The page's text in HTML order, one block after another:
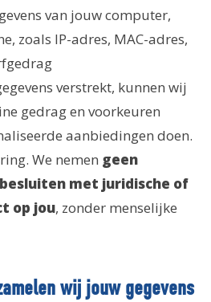
van jouw computer,
zoals IP-adres, MAC-adres,
verstrekt, kunnen wij
gedrag en voorkeuren
aanbiedingen doen.
We nemen geen
met juridische of
op jou, zonder menselijke
wij jouw gegevens